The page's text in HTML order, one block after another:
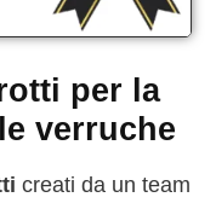
per la
verruche
creati da un team